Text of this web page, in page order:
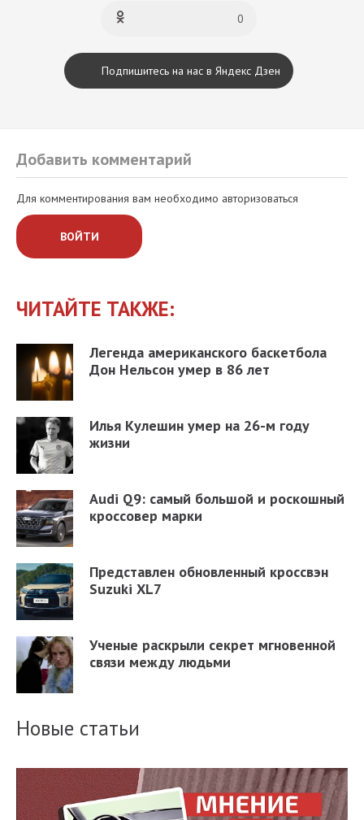
0
Подпишитесь на нас в Яндекс Дзен
Добавить комментарий
Для комментирования вам необходимо авторизоваться
ВОЙТИ
ЧИТАЙТЕ ТАКЖЕ:
Легенда американского баскетбола
Дон Нельсон умер в 86 лет
Илья Кулешин умер на 26-м году
жизни
Audi Q9: самый большой и роскошный
кроссовер марки
Представлен обновленный кроссвэн
Suzuki XL7
Ученые раскрыли секрет мгновенной
связи между людьми
Новые статьи